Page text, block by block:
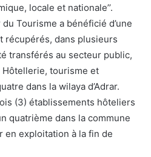
locale et nationale’’.
Tourisme a bénéficié d’une
récupérés, dans plusieurs
transférés au secteur public,
tourisme et
dans la wilaya d’Adrar.
(3) établissements hôteliers
quatrième dans la commune
en exploitation à la fin de